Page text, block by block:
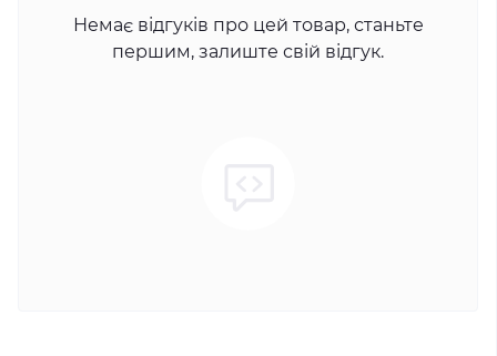
Немає відгуків про цей товар, станьте
першим, залиште свій відгук.